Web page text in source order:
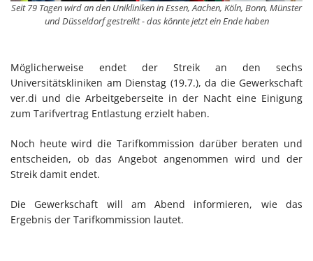
Seit 79 Tagen wird an den Unikliniken in Essen, Aachen, Köln, Bonn, Münster
und Düsseldorf gestreikt - das könnte jetzt ein Ende haben
Möglicherweise endet der Streik an den sechs
Universitätskliniken am Dienstag (19.7.), da die Gewerkschaft
ver.di und die Arbeitgeberseite in der Nacht eine Einigung
zum Tarifvertrag Entlastung erzielt haben.
Noch heute wird die Tarifkommission darüber beraten und
entscheiden, ob das Angebot angenommen wird und der
Streik damit endet.
Die Gewerkschaft will am Abend informieren, wie das
Ergebnis der Tarifkommission lautet.